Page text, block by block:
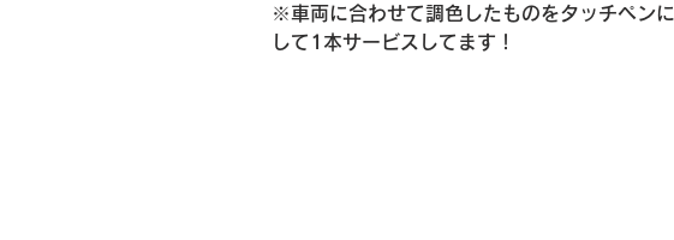
※車両に合わせて調色したものをタッチペンに
して1本サービスしてます！